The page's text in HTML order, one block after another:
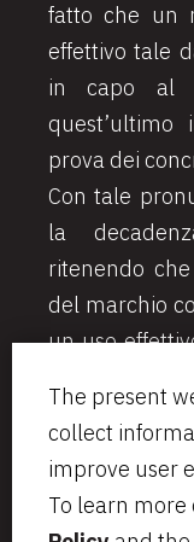
The present
collect
improve user
To learn more
fatto che un
effettivo tale
in capo al
prova dei
Con tale
la
ritenendo
del marchio
un uso
Via Aurelio Saffi, 23